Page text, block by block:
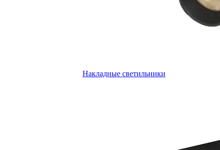
Накладные светильники